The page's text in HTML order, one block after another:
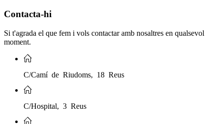
Contacta-hi
Si t'agrada el que fem i vols contactar amb nosaltres en qualsevol
moment.
C/Camí de Riudoms, 18 Reus
C/Hospital, 3 Reus